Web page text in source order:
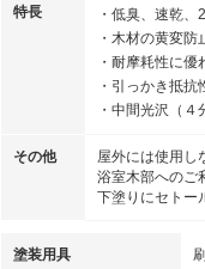
特長
・低臭、速乾
・木材の黄変防
・耐摩耗性に優
・引っかき抵抗
・中間光沢（４
その他
屋外には使用し
浴室木部へのご
下塗りにセトー
塗装用具